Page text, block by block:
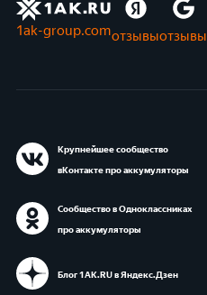
1ak-group.comотзывыотзывы
Крупнейшее сообщество
вКонтакте про аккумуляторы
Сообщество в Одноклассниках
про аккумуляторы
Блог 1АК.RU в Яндекс.Дзен